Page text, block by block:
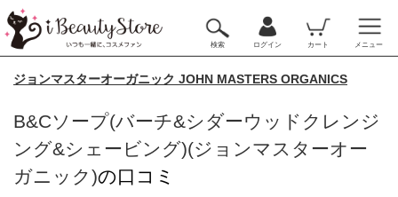
検索 ログイン カート メニュー
ジョンマスターオーガニック JOHN MASTERS ORGANICS
B&Cソープ(バーチ&シダーウッドクレンジ
ング&シェービング)(ジョンマスターオー
ガニック)の口コミ